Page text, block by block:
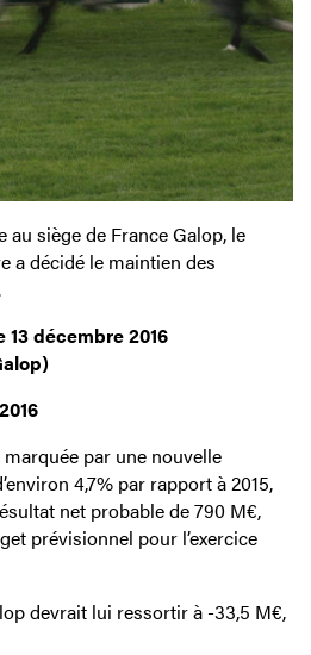
au siège de France Galop, le
a décidé le maintien des
décembre 2016
marquée par une nouvelle
4,7% par rapport à 2015,
net probable de 790 M€,
prévisionnel pour l’exercice
devrait lui ressortir à -33,5 M€,